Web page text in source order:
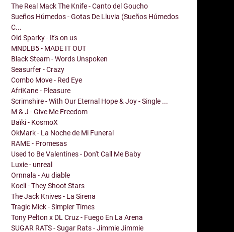
The Real Mack The Knife - Canto del Goucho
Sueños Húmedos - Gotas De Lluvia (Sueños Húmedos
C...
Old Sparky - It's on us
MNDLB5 - MADE IT OUT
Black Steam - Words Unspoken
Seasurfer - Crazy
Combo Move - Red Eye
AfriKane - Pleasure
Scrimshire - With Our Eternal Hope & Joy - Single ...
M & J - Give Me Freedom
Baïki - KosmoX
OkMark - La Noche de Mi Funeral
RAME - Promesas
Used to Be Valentines - Don't Call Me Baby
Luxie - unreal
Ornnala - Au diable
Koeli - They Shoot Stars
The Jack Knives - La Sirena
Tragic Mick - Simpler Times
Tony Pelton x DL Cruz - Fuego En La Arena
SUGAR RATS - Sugar Rats - Jimmie Jimmie